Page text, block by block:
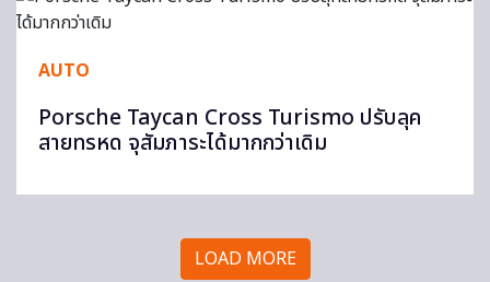
AUTO
Porsche Taycan Cross Turismo ปรับลุค
สายทรหด จุสัมภาระได้มากกว่าเดิม
LOAD MORE